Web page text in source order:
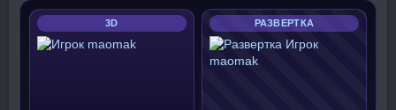
3D РАЗВЕРТКА